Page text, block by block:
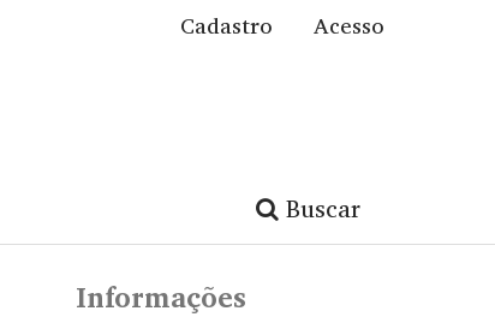
Buscar
Cadastro Acesso
Informações